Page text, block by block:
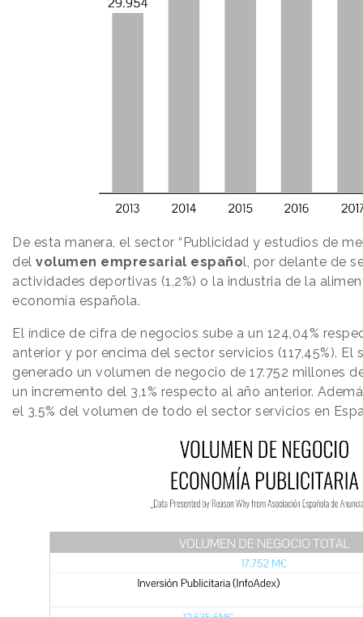
De esta manera, el sector “Publicidad y estudios de
del volumen empresarial español, por delante de
actividades deportivas (1,2%) o la industria de la
economía española.
El índice de cifra de negocios sube a un 124,04%
anterior y por encima del sector servicios (117,45%).
generado un volumen de negocio de 17.752 millones
un incremento del 3,1% respecto al año anterior.
el 3,5% del volumen de todo el sector servicios en